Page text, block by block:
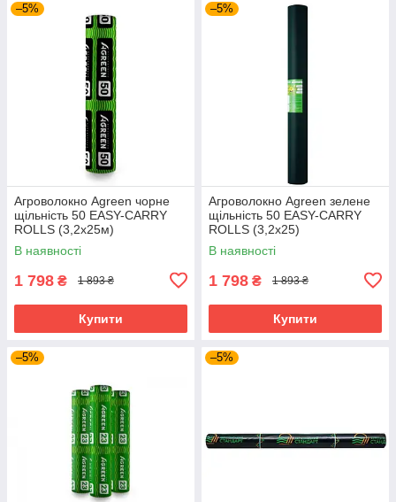
–5%
Агроволокно Agreen чорне
щільність 50 ЕASY-CARRY
ROLLS (3,2х25м)
В наявності
1 798 ₴ 1 893 ₴
Купити
–5%
Агроволокно Agreen зелене
щільність 50 ЕASY-CARRY
ROLLS (3,2х25)
В наявності
1 798 ₴ 1 893 ₴
Купити
–5% –5%